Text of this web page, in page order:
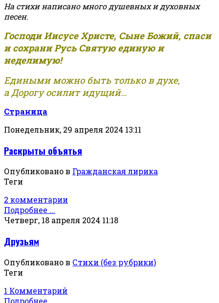
На стихи написано много душевных и духовных
песен.
Господи Иисусе Христе, Сыне Божий, спаси
и сохрани Русь Святую единую и
неделимую!
Едиными можно быть только в духе,
а Дорогу осилит идущий...
Страница
Понедельник, 29 апреля 2024 13:11
Раскрыты объятья
Опубликовано в Гражданская лирика
Теги
2 комментарии
Подробнее ...
Четверг, 18 апреля 2024 11:18
Друзьям
Опубликовано в Стихи (без рубрики)
Теги
1 Комментарий
Подробнее ...